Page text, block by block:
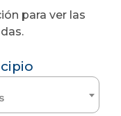
para ver las